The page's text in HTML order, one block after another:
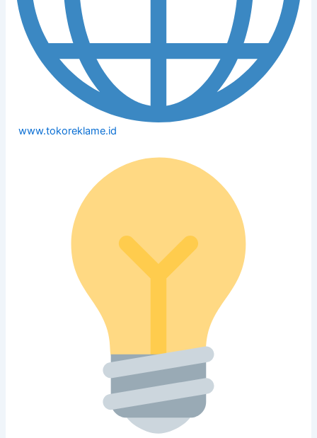
www.tokoreklame.id